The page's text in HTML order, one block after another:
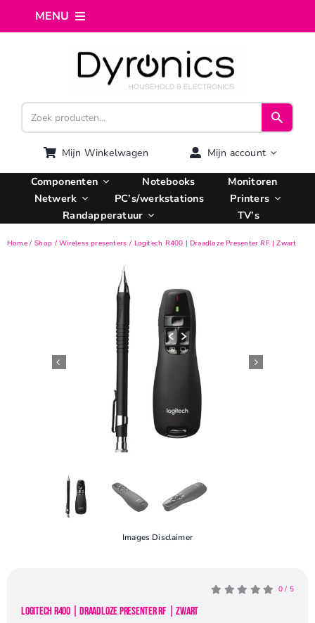
MENU
Webshop
Computer reparatie
AI Integratie
Hosting
Mijn Winkelwagen Mijn account
Componenten Notebooks
Monitoren
Netwerk
PC’s/werkstations
Printers
Randapperatuur
TV’s
Home Shop Wireless presenters Logitech R400 | Draadloze Presenter RF | Zwart
Images Disclaimer
0 / 5
Logitech R400 | Draadloze Presenter RF | Zwart